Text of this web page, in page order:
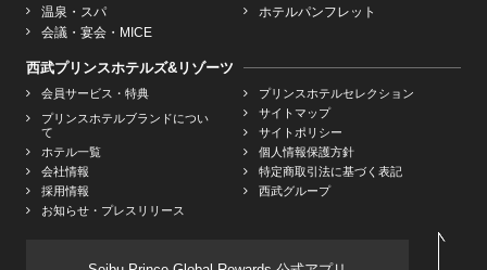
温泉・スパ
会議・宴会・MICE
ホテルパンフレット
西武プリンスホテルズ&リゾーツ
会員サービス・特典
プリンスホテルブランドについ
て
ホテル一覧
会社情報
採用情報
お知らせ・プレスリリース
プリンスホテルセレクション
サイトマップ
サイトポリシー
個人情報保護方針
特定商取引法に基づく表記
西武グループ